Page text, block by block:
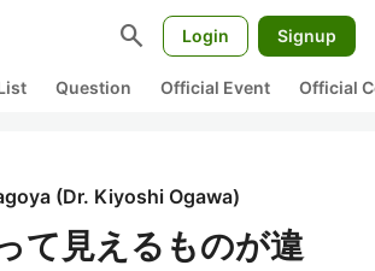
search Login Signup
Question Official Event Official
(Dr. Kiyoshi Ogawa)
て見えるものが違